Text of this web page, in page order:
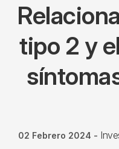
tipo 2 y
02 Febrero 2024 -